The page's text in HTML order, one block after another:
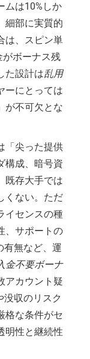
ムは10%しか
細部に実質的
は、スピン単
ボーナス残
た設計は乱用
ーにとっては
が不可欠とな
「尖った提供
構成、暗号資
既存大手では
くない。ただ
イセンスの種
、サポートの
有無など、運
金不要ボーナ
アカウント疑
収のリスク
格な条件がセ
明性と継続性